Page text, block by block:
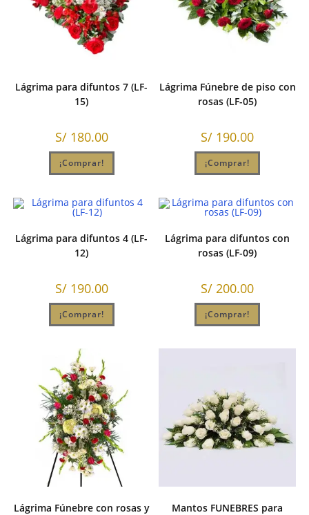
Lágrima para difuntos 7 (LF-
15)
S/180.00
¡Comprar!
Lágrima Fúnebre de piso con
rosas (LF-05)
S/ 190.00
¡Comprar!
Lágrima para difuntos 4 (LF-
12)
S/190.00
¡Comprar!
Lágrima para difuntos con
rosas (LF-09)
S/ 200.00
¡Comprar!
Lágrima Fúnebre con rosas y Mantos FUNEBRES para